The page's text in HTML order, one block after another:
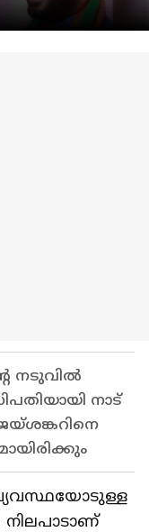
നടുവിൽ
നാട്
നിലപാടാണ്